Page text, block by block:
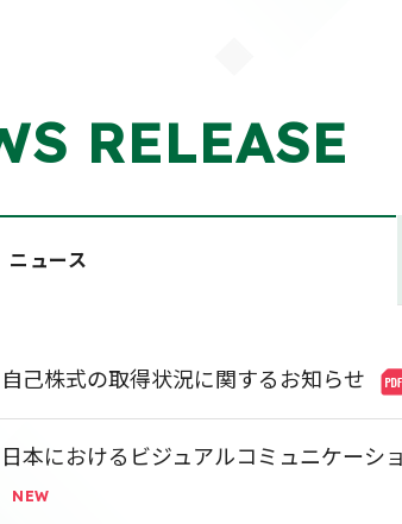
RELEASE
ニュース
自己株式の取得状況に関するお知らせ
日本におけるビジュアルコミュニケー